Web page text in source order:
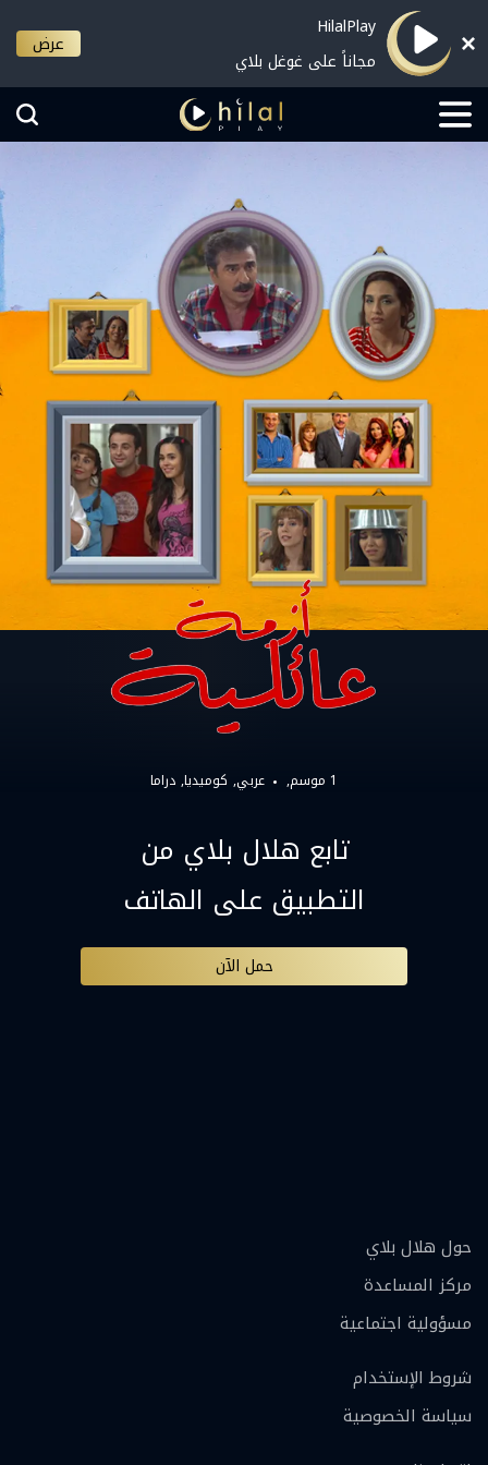
HilalPlay
مجاناً على غوغل بلاي
عرض
1 موسم, عربي كوميديا دراما
تابع هلال بلاي من
التطبيق على الهاتف
حمل الآن
حول هلال بلاي
مركز المساعدة
مسؤولية اجتماعية
شروط الإستخدام
سياسة الخصوصية